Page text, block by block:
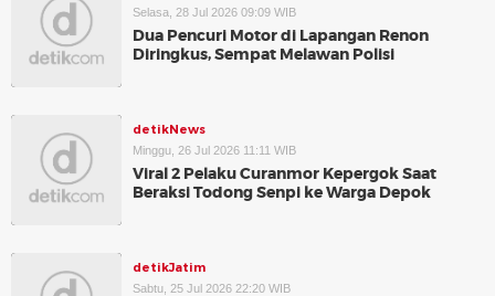
Selasa, 28 Jul 2026 09:09 WIB
Dua Pencuri Motor di Lapangan Renon
Diringkus, Sempat Melawan Polisi
detikNews
Minggu, 26 Jul 2026 11:11 WIB
Viral 2 Pelaku Curanmor Kepergok Saat
Beraksi Todong Senpi ke Warga Depok
detikJatim
Sabtu, 25 Jul 2026 22:20 WIB